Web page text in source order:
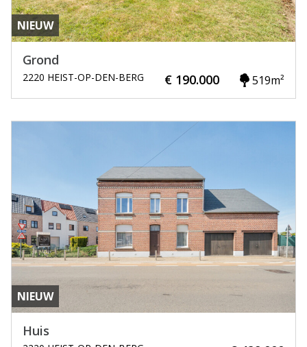
NIEUW
Grond
2220 HEIST-OP-DEN-BERG € 190.000 519m²
NIEUW
Huis